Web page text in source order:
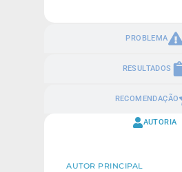
PROBLEMA
RESULTADOS
RECOMENDAÇÃO
AUTORIA
AUTOR PRINCIPAL